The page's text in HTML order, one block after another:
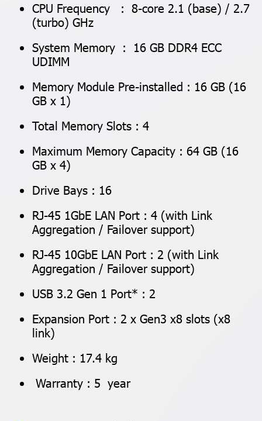
CPU Frequency : 8-core 2.1 (base) / 2.7
(turbo) GHz
System Memory : 16 GB DDR4 ECC
UDIMM
Memory Module Pre-installed : 16 GB (16
GB x 1)
Total Memory Slots : 4
Maximum Memory Capacity : 64 GB (16
GB x 4)
Drive Bays : 16
RJ-45 1GbE LAN Port : 4 (with Link
Aggregation / Failover support)
RJ-45 10GbE LAN Port : 2 (with Link
Aggregation / Failover support)
USB 3.2 Gen 1 Port* : 2
Expansion Port : 2 x Gen3 x8 slots (x8
link)
Weight : 17.4 kg
Warranty : 5 year